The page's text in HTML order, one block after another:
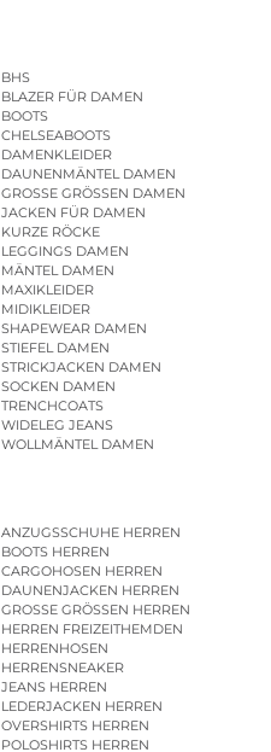
BHS
BLAZER FÜR DAMEN
BOOTS
CHELSEABOOTS
DAMENKLEIDER
DAUNENMÄNTEL DAMEN
GROSSE GRÖSSEN DAMEN
JACKEN FÜR DAMEN
KURZE RÖCKE
LEGGINGS DAMEN
MÄNTEL DAMEN
MAXIKLEIDER
MIDIKLEIDER
SHAPEWEAR DAMEN
STIEFEL DAMEN
STRICKJACKEN DAMEN
SOCKEN DAMEN
TRENCHCOATS
WIDELEG JEANS
WOLLMÄNTEL DAMEN
ANZUGSSCHUHE HERREN
BOOTS HERREN
CARGOHOSEN HERREN
DAUNENJACKEN HERREN
GROSSE GRÖSSEN HERREN
HERREN FREIZEITHEMDEN
HERRENHOSEN
HERRENSNEAKER
JEANS HERREN
LEDERJACKEN HERREN
OVERSHIRTS HERREN
POLOSHIRTS HERREN